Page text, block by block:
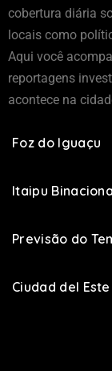
cobertura diária
locais como
Aqui você
reportagens
acontece na
Foz do Iguaçu
Itaipu
Previsão do
Ciudad del Este